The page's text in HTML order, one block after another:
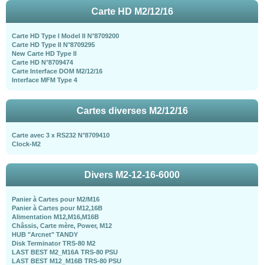
Carte HD M2/12/16
Carte HD Type I Model II N°8709200
Carte HD Type II N°8709295
New Carte HD Type II
Carte HD N°8709474
Carte Interface DOM M2/12/16
Interface MFM Type 4
Cartes diverses M2/12/16
Carte avec 3 x RS232 N°8709410
Clock-M2
Divers M2-12-16-6000
Panier à Cartes pour M2/M16
Panier à Cartes pour M12,16B
Alimentation M12,M16,M16B
Châssis, Carte mère, Power, M12
HUB "Arcnet" TANDY
Disk Terminator TRS-80 M2
LAST BEST M2_M16A TRS-80 PSU
LAST BEST M12_M16B TRS-80 PSU